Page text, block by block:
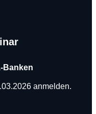
Banken
anmelden.